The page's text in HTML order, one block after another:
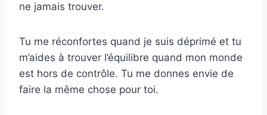
ne jamais trouver.
Tu me réconfortes quand je suis déprimé et tu
m’aides à trouver l’équilibre quand mon monde
est hors de contrôle. Tu me donnes envie de
faire la même chose pour toi.